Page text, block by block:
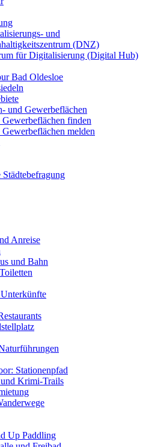
und
(DNZ)
für Digitalisierung (Digital Hub)
Bad Oldesloe
und Gewerbeflächen
Gewerbeflächen finden
Gewerbeflächen melden
Anreise
und Bahn
Stationenpfad
Krimi-Trails
Up Paddling